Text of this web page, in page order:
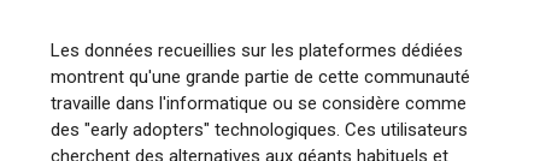
Les données recueillies sur les plateformes dédiées
montrent qu'une grande partie de cette communauté
travaille dans l'informatique ou se considère comme
des "early adopters" technologiques. Ces utilisateurs
cherchent des alternatives aux géants habituels et